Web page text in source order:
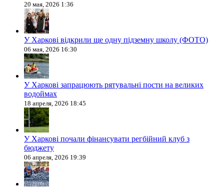
20 мая, 2026 1:36
У Харкові відкрили ще одну підземну школу (ФОТО)
06 мая, 2026 16:30
У Харкові запрацюють рятувальні пости на великих
водоймах
18 апреля, 2026 18:45
У Харкові почали фінансувати регбійний клуб з
бюджету
06 апреля, 2026 19:39